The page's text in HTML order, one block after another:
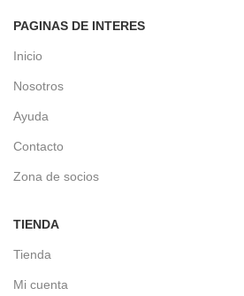
PAGINAS DE INTERES
Inicio
Nosotros
Ayuda
Contacto
Zona de socios
TIENDA
Tienda
Mi cuenta